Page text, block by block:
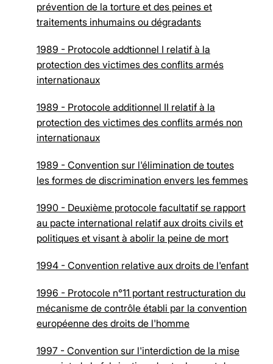
prévention de la torture et des peines et
traitements inhumains ou dégradants
1989 - Protocole addtionnel I relatif à la
protection des victimes des conflits armés
internationaux
1989 - Protocole additionnel II relatif à la
protection des victimes des conflits armés non
internationaux
1989 - Convention sur l'élimination de toutes
les formes de discrimination envers les femmes
1990 - Deuxième protocole facultatif se rapport
au pacte international relatif aux droits civils et
politiques et visant à abolir la peine de mort
1994 - Convention relative aux droits de l'enfant
1996 - Protocole n°11 portant restructuration du
mécanisme de contrôle établi par la convention
européenne des droits de l'homme
1997 - Convention sur l'interdiction de la mise